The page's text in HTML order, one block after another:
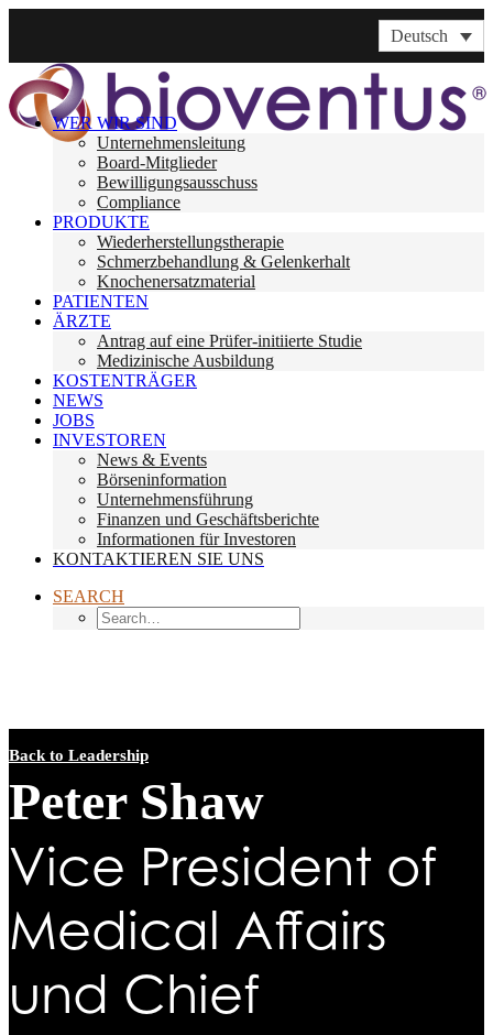
Deutsch
WER WIR SIND
Unternehmensleitung
Board-Mitglieder
Bewilligungsausschuss
Compliance
PRODUKTE
Wiederherstellungstherapie
Schmerzbehandlung & Gelenkerhalt
Knochenersatzmaterial
PATIENTEN
ÄRZTE
Antrag auf eine Prüfer-initiierte Studie
Medizinische Ausbildung
KOSTENTRÄGER
NEWS
JOBS
INVESTOREN
News & Events
Börseninformation
Unternehmensführung
Finanzen und Geschäftsberichte
Informationen für Investoren
KONTAKTIEREN SIE UNS
SEARCH
Back to Leadership
Peter Shaw
Vice President of
Medical Affairs
und Chief